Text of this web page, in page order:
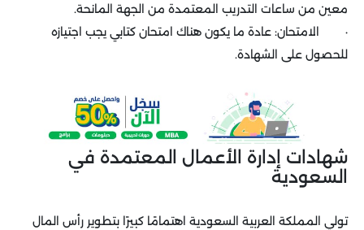
معين من ساعات التدريب المعتمدة من الجهة المانحة.
· الامتحان: عادة ما يكون هناك امتحان كتابي يجب اجتيازه
للحصول على الشهادة.
شهادات إدارة الأعمال المعتمدة في
السعودية
تولي المملكة العربية السعودية اهتمامًا كبيرًا بتطوير رأس المال